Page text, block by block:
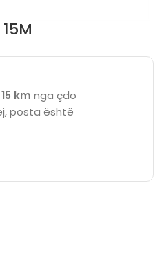
15 km nga çdo
posta është